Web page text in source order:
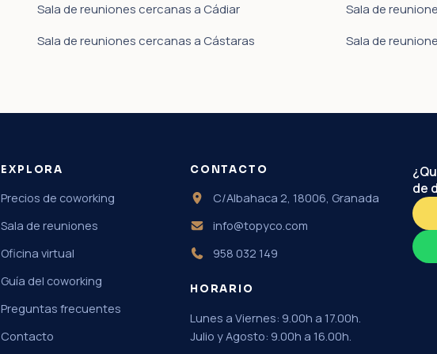
Sala de reuniones cercanas a Cádiar
Sala de reuniones cercanas a Cástaras
Sala de
Sala de
EXPLORA
Precios de coworking
Sala de reuniones
Oficina virtual
Guía del coworking
Preguntas frecuentes
Contacto
CONTACTO
C/Albahaca 2, 18006, Granada
info@topyco.com
958 032 149
HORARIO
Lunes a Viernes: 9.00h a 17.00h.
Julio y Agosto: 9.00h a 16.00h.
de